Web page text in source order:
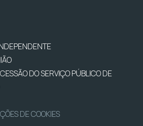
DO SERVIÇO PÚBLICO DE
DE COOKIES